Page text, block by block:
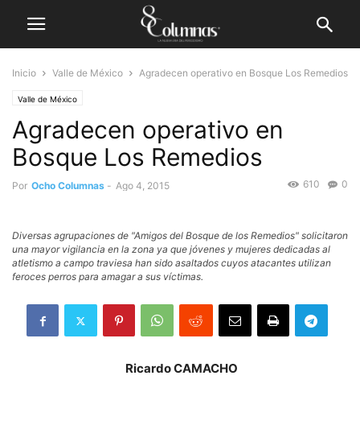
Inicio Valle de México Agradecen operativo en Bosque Los Remedios
Valle de México
Agradecen operativo en
Bosque Los Remedios
Por Ocho Columnas - Ago 4, 2015 0
610
Diversas agrupaciones de "Amigos del Bosque de los Remedios" solicitaron
una mayor vigilancia en la zona ya que jóvenes y mujeres dedicadas al
atletismo a campo traviesa han sido asaltados cuyos atacantes utilizan
feroces perros para amagar a sus víctimas.
Ricardo CAMACHO